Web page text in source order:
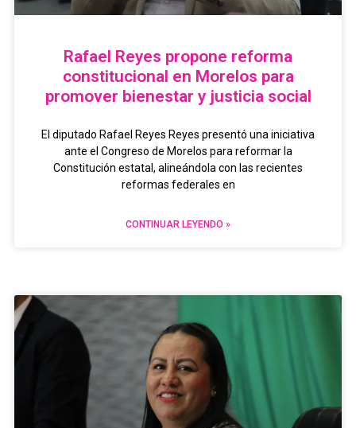
Rafael Reyes propone reforma
constitucional en Morelos para
promover bienestar y justicia social
El diputado Rafael Reyes Reyes presentó una iniciativa
ante el Congreso de Morelos para reformar la
Constitución estatal, alineándola con las recientes
reformas federales en
CONTINUAR LEYENDO »